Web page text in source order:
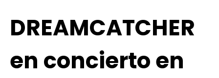
DREAMCATCHER
en concierto en